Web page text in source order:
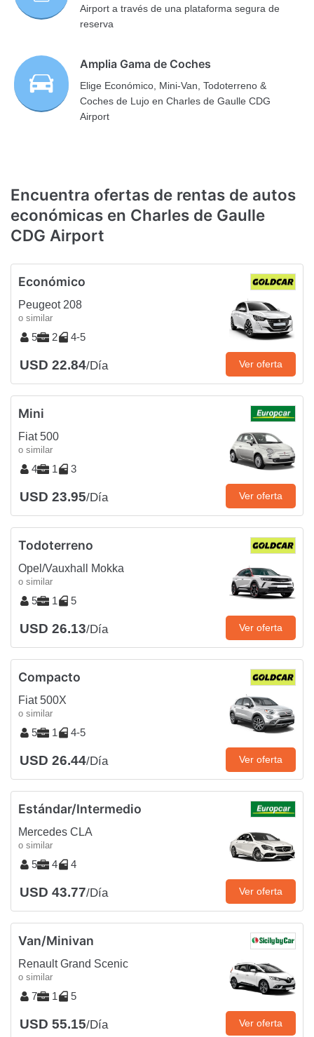
Airport a través de una plataforma segura de
reserva
Amplia Gama de Coches
Elige Económico, Mini-Van, Todoterreno &
Coches de Lujo en Charles de Gaulle CDG
Airport
Encuentra ofertas de rentas de autos
económicas en Charles de Gaulle
CDG Airport
Económico
Peugeot 208
o similar
5 2 4-5
USD 22.84/Día Ver oferta
Mini
Fiat 500
o similar
4 1 3
USD 23.95/Día Ver oferta
Todoterreno
Opel/Vauxhall Mokka
o similar
5 1 5
USD 26.13/Día Ver oferta
Compacto
Fiat 500X
o similar
5 1 4-5
USD 26.44/Día Ver oferta
Estándar/Intermedio
Mercedes CLA
o similar
5 4 4
USD 43.77/Día Ver oferta
Van/Minivan
Renault Grand Scenic
o similar
7 1 5
USD 55.15/Día Ver oferta